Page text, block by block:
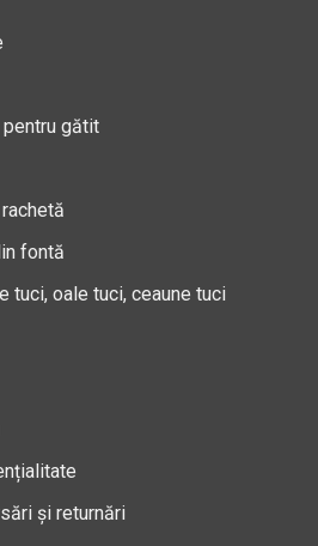
gătit
fontă
tuci, oale tuci, ceaune tuci
și returnări